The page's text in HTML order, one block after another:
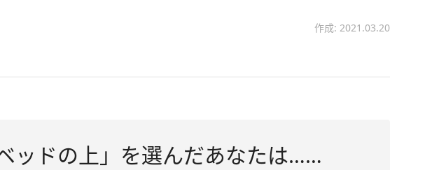
作成: 2021.03.20
ッドの上」を選んだあなたは……